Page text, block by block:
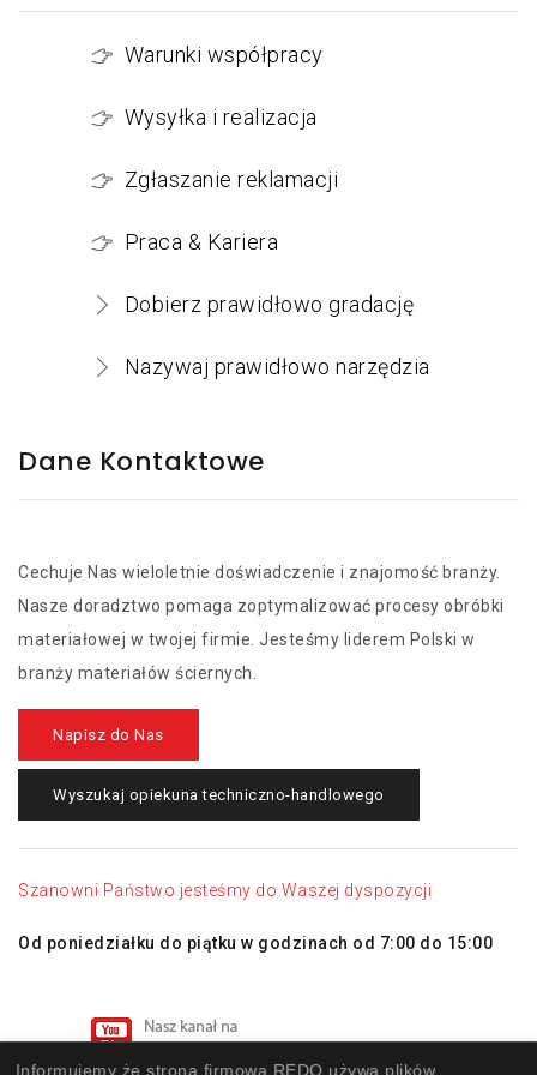
Pas ścierny bezkońcowy z
BL 30x533 A MED
SN:
materiału REDO Low Strech RL-
Pas ścierny bezkońcowy z
SN:
BL 40x750 A CRS
SN:
Pas ścierny bezkońcowy z
SN:
Pas ścierny bezkońcowy z
materiału REDO Low Strech RL-
BL 40x750 A FIN
SN:
BL 40x750 A VFN
Warunki współpracy
Wysyłka i realizacja
Zgłaszanie reklamacji
Praca & Kariera
Dobierz prawidłowo gradację
Nazywaj prawidłowo narzędzia
Dane Kontaktowe
Cechuje Nas wieloletnie doświadczenie i znajomość branży.
Nasze doradztwo pomaga zoptymalizować procesy obróbki
materiałowej w twojej firmie. Jesteśmy liderem Polski w
branży materiałów ściernych.
Napisz do Nas
Wyszukaj opiekuna techniczno-handlowego
Szanowni Państwo jesteśmy do Waszej dyspozycji
Od poniedziałku do piątku w godzinach od 7:00 do 15:00
Informujemy że strona firmowa REDO używa plików